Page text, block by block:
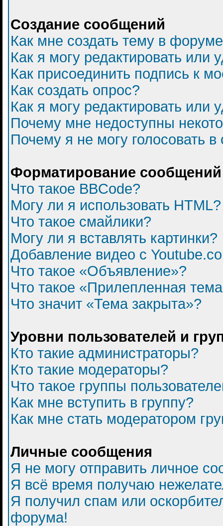
Создание сообщений
Как мне создать тему в
Как я могу редактировать или
Как присоединить подпись к
Как создать опрос?
Как я могу редактировать или
Почему мне недоступны
Почему я не могу голосовать в
Форматирование
Что такое BBCode?
Могу ли я использовать HTML?
Что такое смайлики?
Могу ли я вставлять картинки?
Добавление видео с
Что такое «Объявление»?
Что такое «Прилепленная
Что значит «Тема закрыта»?
Уровни пользователей и
Кто такие администраторы?
Кто такие модераторы?
Что такое группы
Как мне вступить в группу?
Как мне стать модератором
Личные сообщения
Я не могу отправить личное
Я всё время получаю
Я получил спам или
форума!